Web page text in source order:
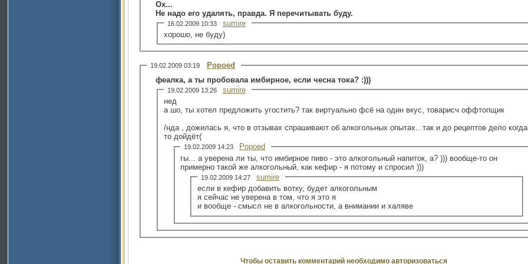
Ох...
Не надо его удалять, правда. Я перечитывать буду.
16.02.2009 10:33
sumire
хорошо, не буду)
19.02.2009 03:19
Popoed
феалка, а ты пробовала имбирное, если чесна тока? :)))
19.02.2009 13:26
sumire
нед
а шо, ты хотел предложить угостить? так виртуально фсё на один вкус, товарисч оффтопщик
/нда , дожилась я, что в отзывах спрашивают об алкогольных опытах...так и до рецептов дело
то дойдёт(
19.02.2009 14:23
Popoed
гы... а уверена ли ты, что имбирное пиво - это алкогольный напиток, а? ))) вообще-то он
примерно такой же алкогольный, как кефир - я потому и спросил )))
19.02.2009 14:27
sumire
если в кефир добавить вотку, будет алкогольным
я сейчас не уверена в том, что я это я
и вообще - смысл не в алкогольности, а внимании и халяве
Чтобы оставить комментарий необходимо авторизоваться